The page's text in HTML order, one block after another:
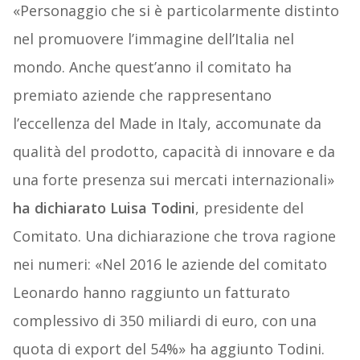
«Personaggio che si è particolarmente distinto
nel promuovere l’immagine dell’Italia nel
mondo. Anche quest’anno il comitato ha
premiato aziende che rappresentano
l’eccellenza del Made in Italy, accomunate da
qualità del prodotto, capacità di innovare e da
una forte presenza sui mercati internazionali»
ha dichiarato Luisa Todini, presidente del
Comitato. Una dichiarazione che trova ragione
nei numeri: «Nel 2016 le aziende del comitato
Leonardo hanno raggiunto un fatturato
complessivo di 350 miliardi di euro, con una
quota di export del 54%» ha aggiunto Todini.